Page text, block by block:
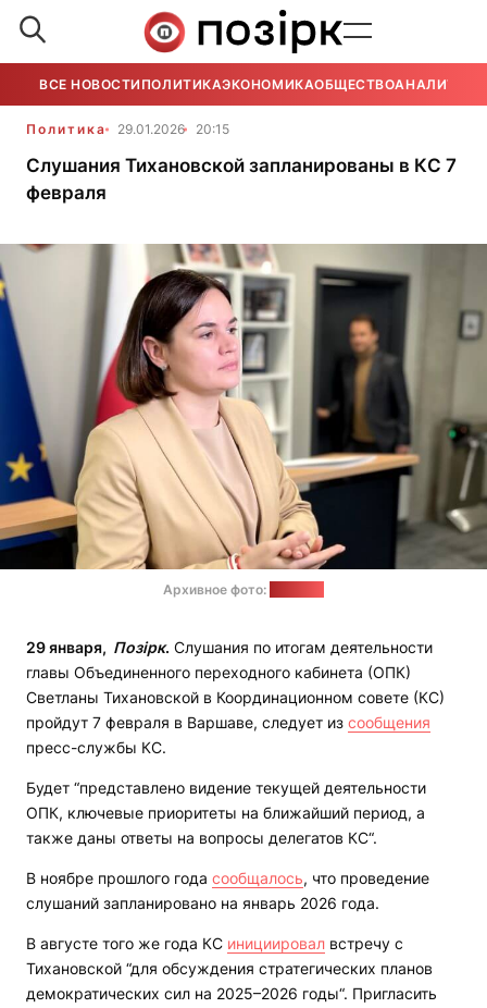
ВСЕ НОВОСТИ ПОЛИТИКАЭКОНОМИКАОБЩЕСТВОАНАЛИТИКА
Политика 29.01.2026 20:15
Слушания Тихановской запланированы в КC 7
февраля
Архивное фото:
29 января, Позірк. Слушания по итогам деятельности
главы Объединенного переходного кабинета (ОПК)
Cветланы Тихановской в Координационном совете (КС)
пройдут 7 февраля в Варшаве, следует из сообщения
пресс-службы КС.
Будет “представлено видение текущей деятельности
ОПК, ключевые приоритеты на ближайший период, а
также даны ответы на вопросы делегатов КС“.
В ноябре прошлого года сообщалось, что проведение
слушаний запланировано на январь 2026 года.
В августе того же года КС инициировал встречу с
Тихановской “для обсуждения стратегических планов
демократических сил на 2025–2026 годы“. Пригласить